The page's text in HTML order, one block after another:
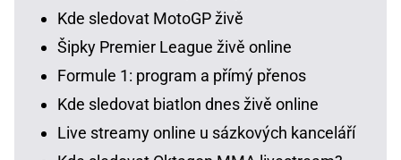
Kde sledovat MotoGP živě
Šipky Premier League živě online
Formule 1: program a přímý přenos
Kde sledovat biatlon dnes živě online
Live streamy online u sázkových kanceláří